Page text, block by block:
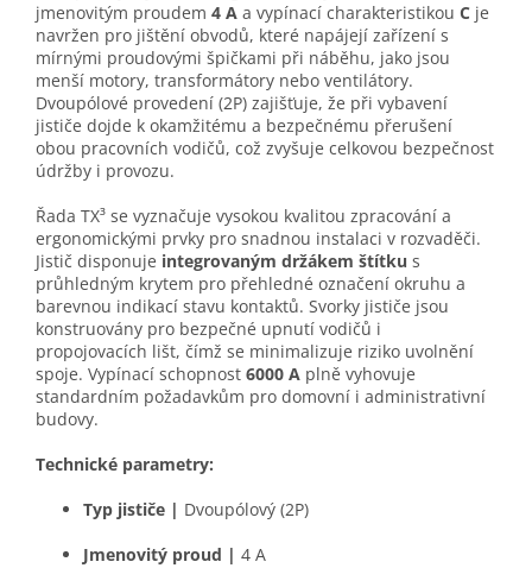
jmenovitým proudem 4 A a vypínací charakteristikou C je
navržen pro jištění obvodů, které napájejí zařízení s
mírnými proudovými špičkami při náběhu, jako jsou
menší motory, transformátory nebo ventilátory.
Dvoupólové provedení (2P) zajišťuje, že při vybavení
jističe dojde k okamžitému a bezpečnému přerušení
obou pracovních vodičů, což zvyšuje celkovou bezpečnost
údržby i provozu.
Řada TX³ se vyznačuje vysokou kvalitou zpracování a
ergonomickými prvky pro snadnou instalaci v rozvaděči.
Jistič disponuje integrovaným držákem štítku s
průhledným krytem pro přehledné označení okruhu a
barevnou indikací stavu kontaktů. Svorky jističe jsou
konstruovány pro bezpečné upnutí vodičů i
propojovacích lišt, čímž se minimalizuje riziko uvolnění
spoje. Vypínací schopnost 6000 A plně vyhovuje
standardním požadavkům pro domovní i administrativní
budovy.
Technické parametry:
Typ jističe | Dvoupólový (2P)
Jmenovitý proud | 4 A